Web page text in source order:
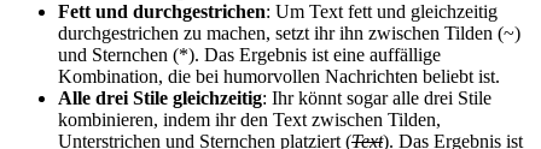
Fett und durchgestrichen: Um Text fett und gleichzeitig
durchgestrichen zu machen, setzt ihr ihn zwischen Tilden (~)
und Sternchen (*). Das Ergebnis ist eine auffällige
Kombination, die bei humorvollen Nachrichten beliebt ist.
Alle drei Stile gleichzeitig: Ihr könnt sogar alle drei Stile
kombinieren, indem ihr den Text zwischen Tilden,
Unterstrichen und Sternchen platziert (Text). Das Ergebnis ist